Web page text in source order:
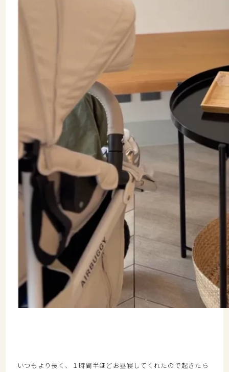
いつもより長く、１時間半ほどお昼寝してくれたので起きたら